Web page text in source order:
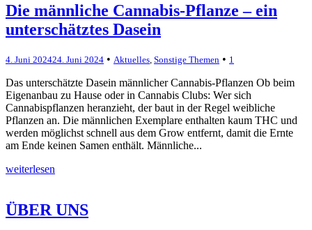
Die männliche Cannabis-Pflanze – ein
unterschätztes Dasein
4. Juni 202424. Juni 2024 • Aktuelles Sonstige Themen • 1
Das unterschätzte Dasein männlicher Cannabis-Pflanzen Ob beim
Eigenanbau zu Hause oder in Cannabis Clubs: Wer sich
Cannabispflanzen heranzieht, der baut in der Regel weibliche
Pflanzen an. Die männlichen Exemplare enthalten kaum THC und
werden möglichst schnell aus dem Grow entfernt, damit die Ernte
am Ende keinen Samen enthält. Männliche...
weiterlesen
ÜBER UNS